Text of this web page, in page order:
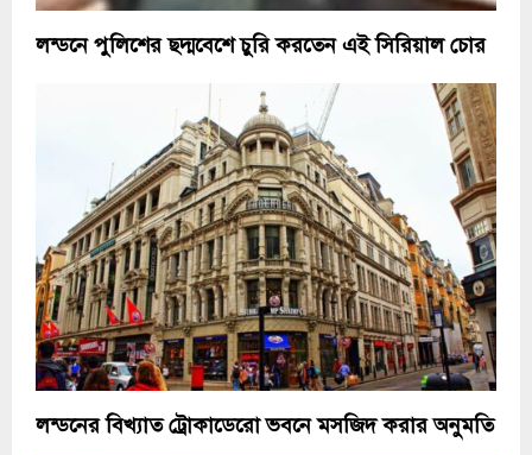
লন্ডনে পুলিশের ছদ্মবেশে চুরি করতেন এই সিরিয়াল চোর
লন্ডনের বিখ্যাত ট্রোকাডেরো ভবনে মসজিদ করার অনুমতি